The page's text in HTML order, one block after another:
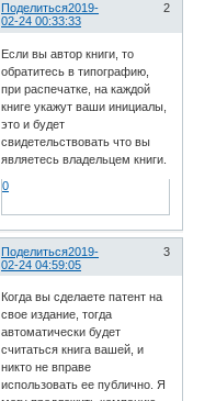
Поделиться 2
2019-
02-24 00:33:33
Если вы автор книги, то
обратитесь в типографию,
при распечатке, на каждой
книге укажут ваши инициалы,
это и будет
свидетельствовать что вы
являетесь владельцем книги.
0
Поделиться 3
2019-
02-24 04:59:05
Когда вы сделаете патент на
свое издание, тогда
автоматически будет
считаться книга вашей, и
никто не вправе
использовать ее публично. Я